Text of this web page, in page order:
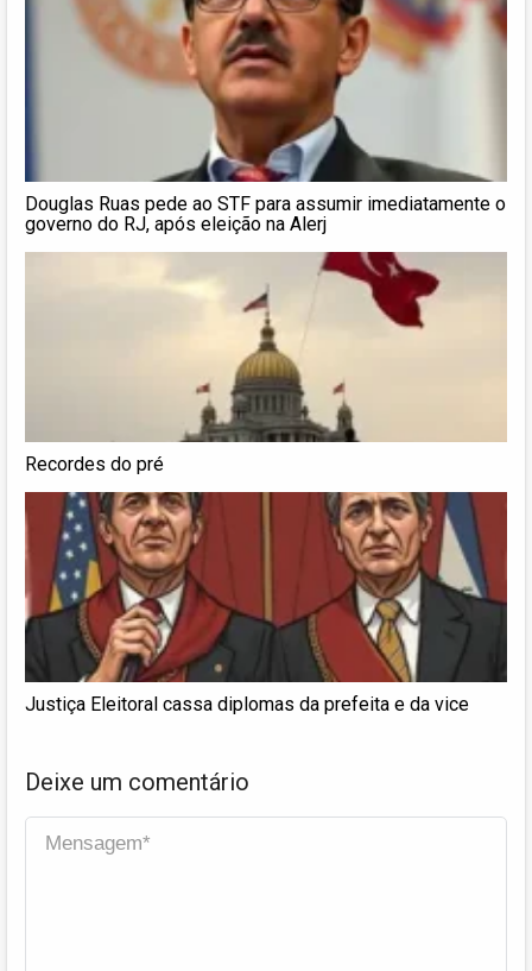
Douglas Ruas pede ao STF para assumir imediatamente o
governo do RJ, após eleição na Alerj
Recordes do pré
Justiça Eleitoral cassa diplomas da prefeita e da vice
Deixe um comentário